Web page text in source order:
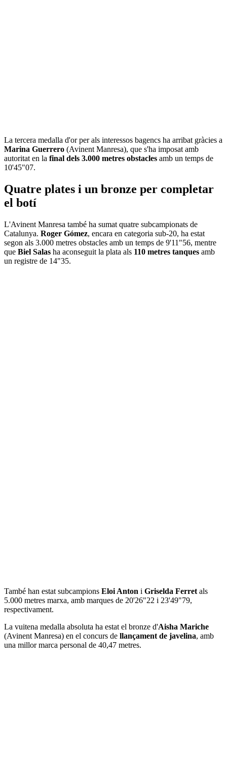
La tercera medalla d'or per als interessos bagencs ha arribat gràcies a
Marina Guerrero (Avinent Manresa), que s'ha imposat amb
autoritat en la final dels 3.000 metres obstacles amb un temps de
10'45"07.
Quatre plates i un bronze per completar
el botí
L'Avinent Manresa també ha sumat quatre subcampionats de
Catalunya. Roger Gómez, encara en categoria sub-20, ha estat
segon als 3.000 metres obstacles amb un temps de 9'11"56, mentre
que Biel Salas ha aconseguit la plata als 110 metres tanques amb
un registre de 14"35.
També han estat subcampions Eloi Anton i Griselda Ferret als
5.000 metres marxa, amb marques de 20'26"22 i 23'49"79,
respectivament.
La vuitena medalla absoluta ha estat el bronze d'Aisha Mariche
(Avinent Manresa) en el concurs de llançament de javelina, amb
una millor marca personal de 40,47 metres.